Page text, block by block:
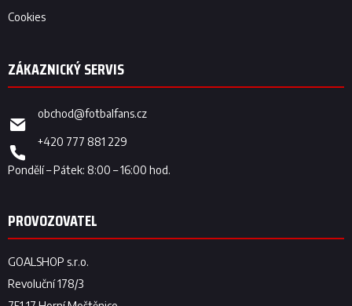
Cookies
obchod@fotbalfans.cz
+420 777 881 229